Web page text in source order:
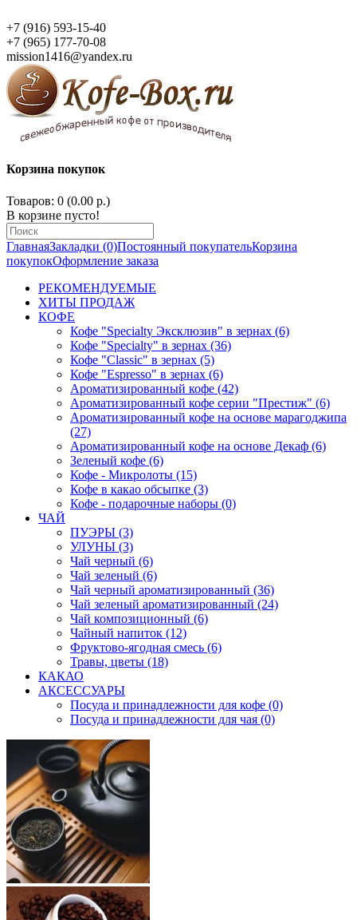
+7 (916) 593-15-40
+7 (965) 177-70-08
mission1416@yandex.ru
Корзина покупок
Товаров: 0 (0.00 р.)
В корзине пусто!
ГлавнаяЗакладки (0)Постоянный покупательКорзина
покупокОформление заказа
РЕКОМЕНДУЕМЫЕ
ХИТЫ ПРОДАЖ
КОФЕ
Кофе "Specialty Эксклюзив" в зернах (6)
Кофе "Specialty" в зернах (36)
Кофе "Classic" в зернах (5)
Кофе "Espresso" в зернах (6)
Ароматизированный кофе (42)
Ароматизированный кофе серии "Престиж" (6)
Ароматизированный кофе на основе марагоджипа
(27)
Ароматизированный кофе на основе Декаф (6)
Зеленый кофе (6)
Кофе - Микролоты (15)
Кофе в какао обсыпке (3)
Кофе - подарочные наборы (0)
ЧАЙ
ПУЭРЫ (3)
УЛУНЫ (3)
Чай черный (6)
Чай зеленый (6)
Чай черный ароматизированный (36)
Чай зеленый ароматизированный (24)
Чай композиционный (6)
Чайный напиток (12)
Фруктово-ягодная смесь (6)
Травы, цветы (18)
КАКАО
АКСЕССУАРЫ
Посуда и принадлежности для кофе (0)
Посуда и принадлежности для чая (0)